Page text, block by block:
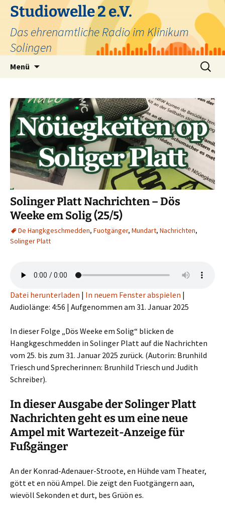
Zum
Inhalt
springen
Studiowelle 2 e.V.
Das ehrenamtliche Radio im Klinikum
Solingen
Menü
Suchen
nach:
Solinger Platt Nachrichten – Dös
Weeke em Solig (25/5)
De Hangkgeschmedden, Fuotgänger, Mundart, Nachrichten,
Solinger Platt
Datei herunterladen | In neuem Fenster abspielen |
Audiolänge: 4:56 | Aufgenommen am 31. Januar 2025
In dieser Folge „Dös Weeke em Solig“ blicken de
Hangkgeschmedden in Solinger Platt auf die Nachrichten
vom 25. bis zum 31. Januar 2025 zurück. (Autorin: Brunhild
Triesch und Sprecherinnen: Brunhild Triesch und Judith
Schreiber).
In dieser Ausgabe der Solinger Platt
Nachrichten geht es um eine neue
Ampel mit Wartezeit-Anzeige für
Fußgänger
An der Konrad-Adenauer-Stroote, en Hühde vam Theater,
gött et en nöü Ampel. Die zeïgt den Fuotgängern aan,
wievöll Sekonden et durt, bes Grüön es.